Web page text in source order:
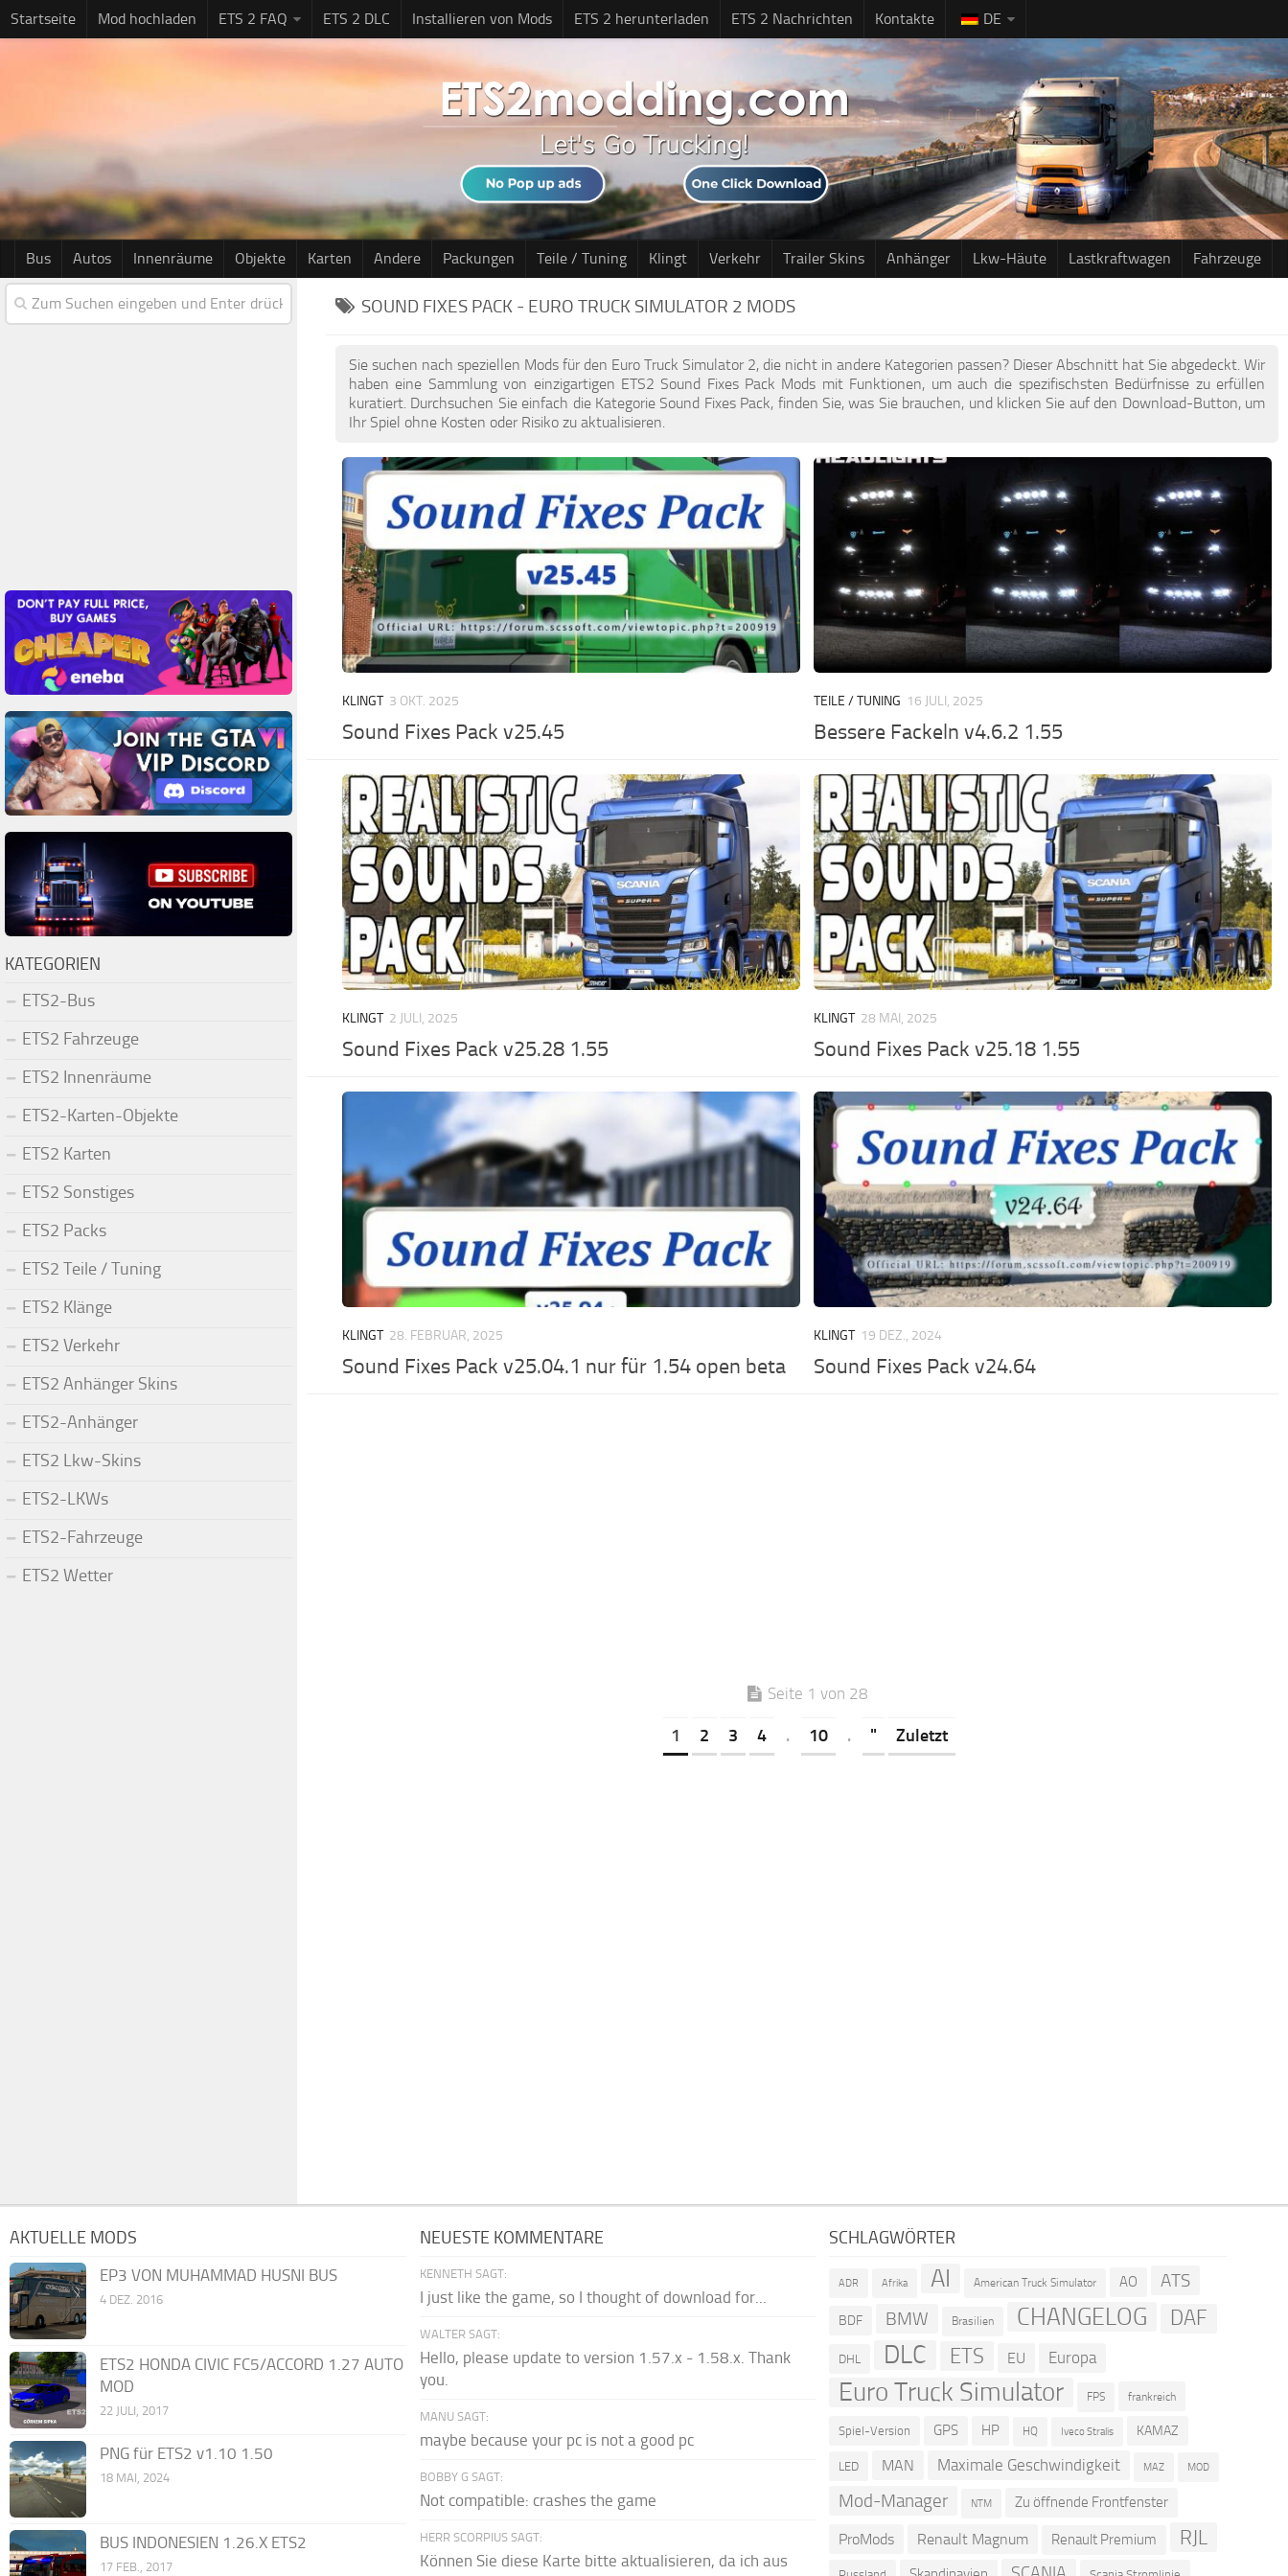
Startseite Mod hochladen ETS 2 FAQ ETS 2 DLC Installieren von Mods ETS 2 herunterladen ETS 2 Nachrichten Kontakte DE
Bus Autos Innenräume Objekte Karten Andere Packungen Teile / Tuning Klingt Verkehr Trailer Skins Anhänger Lkw-Häute Lastkraftwagen Fahrzeuge
SOUND FIXES PACK - EURO TRUCK SIMULATOR 2 MODS
Sie suchen nach speziellen Mods für den Euro Truck Simulator 2, die nicht in andere Kategorien passen? Dieser Abschnitt hat Sie abgedeckt. Wir
haben eine Sammlung von einzigartigen ETS2 Sound Fixes Pack Mods mit Funktionen, um auch die spezifischsten Bedürfnisse zu erfüllen
kuratiert. Durchsuchen Sie einfach die Kategorie Sound Fixes Pack, finden Sie, was Sie brauchen, und klicken Sie auf den Download-Button, um
Ihr Spiel ohne Kosten oder Risiko zu aktualisieren.
KLINGT 3 OKT. 2025
Sound Fixes Pack v25.45
TEILE / TUNING 16 JULI, 2025
Bessere Fackeln v4.6.2 1.55
KLINGT 2 JULI, 2025
Sound Fixes Pack v25.28 1.55
KLINGT 28 MAI, 2025
Sound Fixes Pack v25.18 1.55
KLINGT 28. FEBRUAR, 2025
Sound Fixes Pack v25.04.1 nur für 1.54 open beta
KLINGT 19 DEZ., 2024
Sound Fixes Pack v24.64
Seite 1 von 28
1 2 3 4 . 10 . " Zuletzt
KATEGORIEN
ETS2-Bus
ETS2 Fahrzeuge
ETS2 Innenräume
ETS2-Karten-Objekte
ETS2 Karten
ETS2 Sonstiges
ETS2 Packs
ETS2 Teile / Tuning
ETS2 Klänge
ETS2 Verkehr
ETS2 Anhänger Skins
ETS2-Anhänger
ETS2 Lkw-Skins
ETS2-LKWs
ETS2-Fahrzeuge
ETS2 Wetter
AKTUELLE MODS
EP3 VON MUHAMMAD HUSNI BUS
4 DEZ. 2016
ETS2 HONDA CIVIC FC5/ACCORD 1.27 AUTO
MOD
22 JULI, 2017
PNG für ETS2 v1.10 1.50
18 MAI, 2024
BUS INDONESIEN 1.26.X ETS2
17 FEB., 2017
NEUESTE KOMMENTARE
KENNETH SAGT:
I just like the game, so I thought of download for...
WALTER SAGT:
Hello, please update to version 1.57.x - 1.58.x. Thank
you.
MANU SAGT:
maybe because your pc is not a good pc
BOBBY G SAGT:
Not compatible: crashes the game
HERR SCORPIUS SAGT:
Können Sie diese Karte bitte aktualisieren, da ich aus
SCHLAGWÖRTER
ADR Afrika AI American Truck Simulator AO ATS
BDF BMW Brasilien CHANGELOG DAF
DHL DLC ETS EU Europa
Euro Truck Simulator FPS frankreich
Spiel-Version GPS HP HQ Iveco Stralis KAMAZ
LED MAN Maximale Geschwindigkeit MAZ MOD
Mod-Manager NTM Zu öffnende Frontfenster
ProMods Renault Magnum Renault Premium RJL